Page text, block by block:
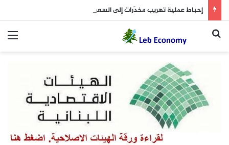
إحباط عملية تهريب مخدّرات إلى السعودية
بحث عن